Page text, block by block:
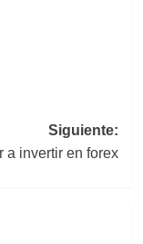
Siguiente:
a invertir en forex